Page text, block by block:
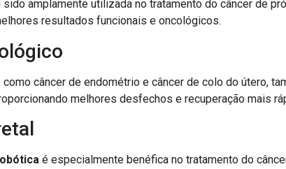
sido amplamente utilizada no tratamento do câncer de
resultados funcionais e oncológicos.
câncer de endométrio e câncer de colo do útero,
melhores desfechos e recuperação mais
é especialmente benéfica no tratamento do